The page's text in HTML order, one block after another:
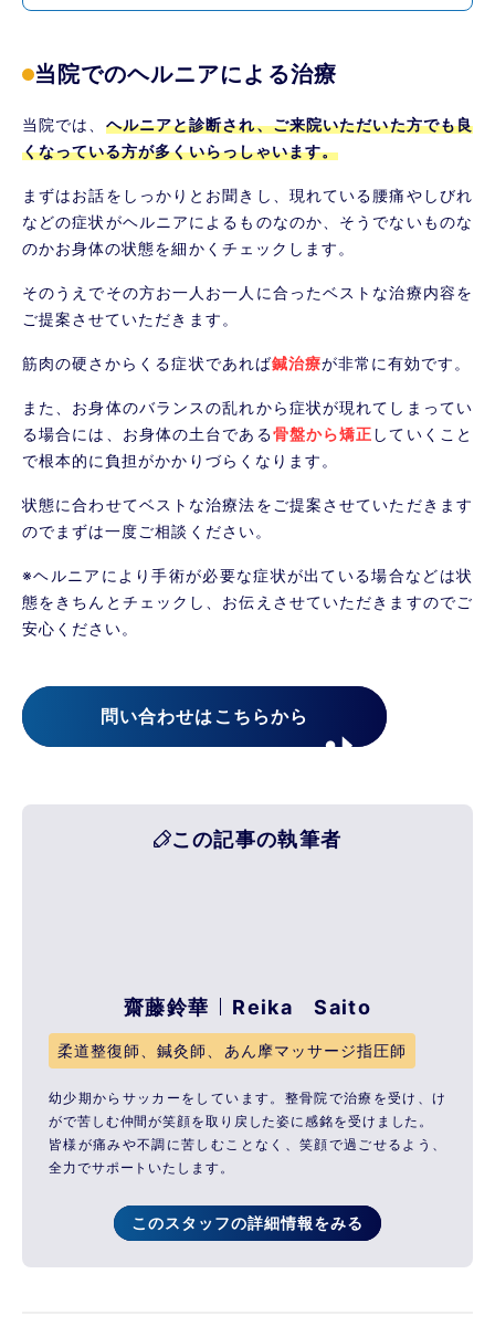
当院でのヘルニアによる治療
当院では、 ヘルニアと診断され、ご来院いただいた方でも良
くなっている方が多くいらっしゃいます。
まずはお話をしっかりとお聞きし、現れている腰痛やしびれ
などの症状がヘルニアによるものなのか、そうでないものな
のかお身体の状態を細かくチェックします。
そのうえでその方お一人お一人に合ったベストな治療内容を
ご提案させていただきます。
筋肉の硬さからくる症状であれば鍼治療が非常に有効です。
また、お身体のバランスの乱れから症状が現れてしまってい
る場合には、お身体の土台である骨盤から矯正 していくこと
で根本的に負担がかかりづらくなります。
状態に合わせてベストな治療法をご提案させていただきます
のでまずは一度ご相談ください。
※ヘルニアにより手術が必要な症状が出ている場合などは状
態をきちんとチェックし、お伝えさせていただきますのでご
安心ください。
問い合わせはこちらから
この記事の執筆者
齋藤鈴華 Reika Saito
柔道整復師、鍼灸師、あん摩マッサージ指圧師
幼少期からサッカーをしています。整骨院で治療を受け、け
がで苦しむ仲間が笑顔を取り戻した姿に感銘を受けました。
皆様が痛みや不調に苦しむことなく、笑顔で過ごせるよう、
全力でサポートいたします。
このスタッフの詳細情報をみる